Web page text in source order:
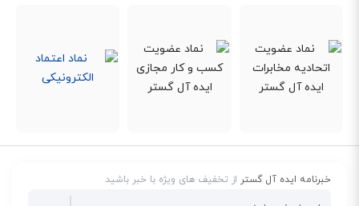
خبرنامه ایده آل گستراز تخفیف های ویژه با خبر باشید